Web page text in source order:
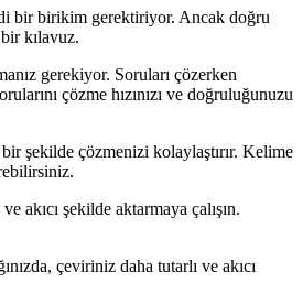
bir birikim gerektiriyor. Ancak doğru
kılavuz.
gerekiyor. Soruları çözerken
çözme hızınızı ve doğruluğunuzu
şekilde çözmenizi kolaylaştırır. Kelime
akıcı şekilde aktarmaya çalışın.
çeviriniz daha tutarlı ve akıcı